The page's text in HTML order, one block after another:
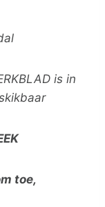
is in
toe,